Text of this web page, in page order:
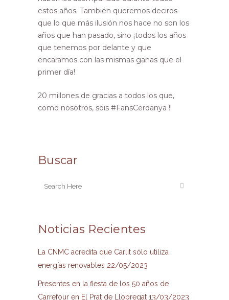
estos años. También queremos deciros
que lo que más ilusión nos hace no son los
años que han pasado, sino ¡todos los años
que tenemos por delante y que
encaramos con las mismas ganas que el
primer día!
20 millones de gracias a todos los que,
como nosotros, sois #FansCerdanya !!
Buscar
Noticias Recientes
La CNMC acredita que Carlit sólo utiliza
energías renovables 22/05/2023
Presentes en la fiesta de los 50 años de
Carrefour en El Prat de Llobregat 13/03/2023